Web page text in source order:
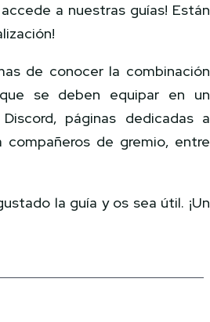
a nuestras guías! Están
de conocer la combinación
se deben equipar en un
páginas dedicadas a
compañeros de gremio, entre
la guía y os sea útil. ¡Un